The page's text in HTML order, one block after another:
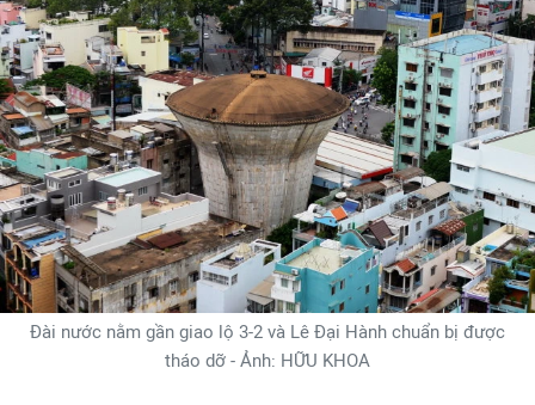
Đài nước nằm gần giao lộ 3-2 và Lê Đại Hành chuẩn bị được
tháo dỡ - Ảnh: HỮU KHOA